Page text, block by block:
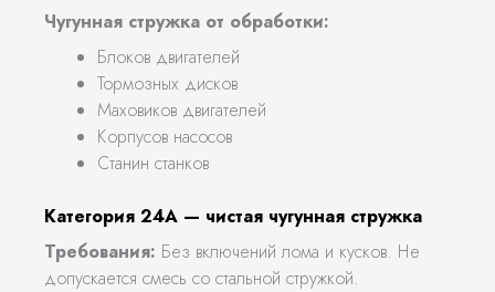
Чугунная стружка от обработки:
Блоков двигателей
Тормозных дисков
Маховиков двигателей
Корпусов насосов
Станин станков
Категория 24А — чистая чугунная стружка
Требования: Без включений лома и кусков. Не
допускается смесь со стальной стружкой.